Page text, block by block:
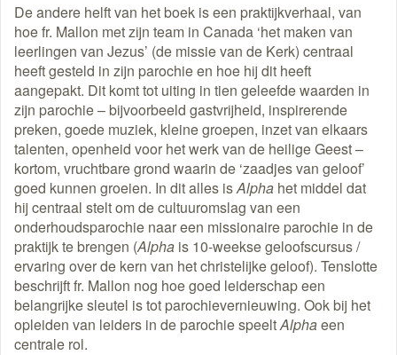
De andere helft van het boek is een praktijkverhaal, van
hoe fr. Mallon met zijn team in Canada ‘het maken van
leerlingen van Jezus’ (de missie van de Kerk) centraal
heeft gesteld in zijn parochie en hoe hij dit heeft
aangepakt. Dit komt tot uiting in tien geleefde waarden in
zijn parochie – bijvoorbeeld gastvrijheid, inspirerende
preken, goede muziek, kleine groepen, inzet van elkaars
talenten, openheid voor het werk van de heilige Geest –
kortom, vruchtbare grond waarin de ‘zaadjes van geloof’
goed kunnen groeien. In dit alles isAlpha het middel dat
hij centraal stelt om de cultuuromslag van een
onderhoudsparochie naar een missionaire parochie in de
praktijk te brengen (Alpha is 10-weekse geloofscursus /
ervaring over de kern van het christelijke geloof). Tenslotte
beschrijft fr. Mallon nog hoe goed leiderschap een
belangrijke sleutel is tot parochievernieuwing. Ook bij het
opleiden van leiders in de parochie speeltAlphaeen
centrale rol.